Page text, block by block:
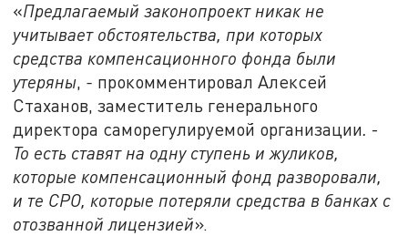
«Предлагаемый законопроект никак не
учитывает обстоятельства, при которых
средства компенсационного фонда были
утеряны, - прокомментировал Алексей
Стаханов, заместитель генерального
директора саморегулируемой организации. -
То есть ставят на одну ступень и жуликов,
которые компенсационный фонд разворовали,
и те СРО, которые потеряли средства в банках с
отозванной лицензией».